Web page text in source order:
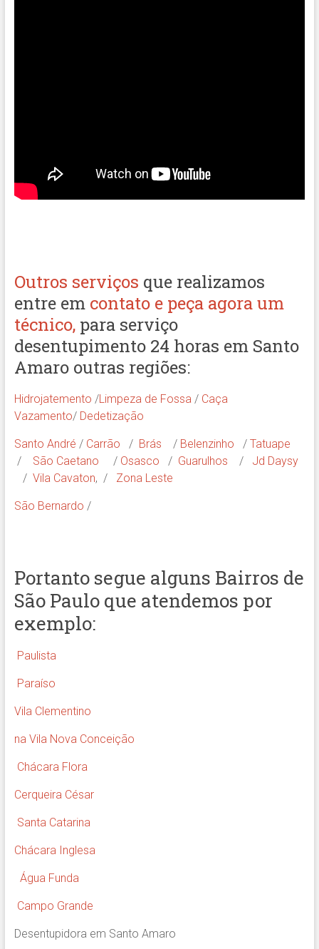
Outros serviços que realizamos
entre em contato e peça agora um
técnico,para serviço
desentupimento 24 horas em Santo
Amaro outras regiões:
Hidrojatemento /Limpeza de Fossa/ Caça
Vazamento/ Dedetização
Santo André / Carrão / Brás / Belenzinho / Tatuape
/ São Caetano / Osasco / Guarulhos /
Jd Daysy
/ Vila Cavaton, / Zona Leste
São Bernardo /
Portanto segue alguns Bairros de
São Paulo que atendemos por
exemplo:
Paulista
Paraíso
Vila Clementino
na Vila Nova Conceição
Chácara Flora
Cerqueira César
Santa Catarina
Chácara Inglesa
Água Funda
Campo Grande
Desentupidora em Santo Amaro